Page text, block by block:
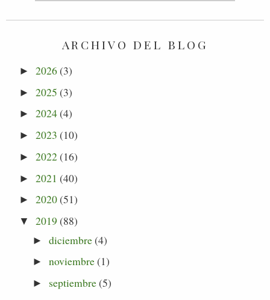
ARCHIVO DEL BLOG
►2026(3)
►2025 (3)
►2024(4)
►2023 (10)
►2022(16)
►2021 (40)
►2020(51)
▼ 2019 (88)
► diciembre(4)
► noviembre(1)
► septiembre(5)